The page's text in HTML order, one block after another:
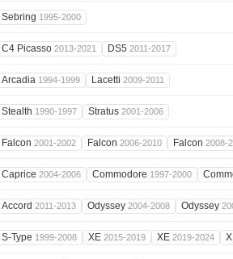
Sebring 1995-2000
C4 Picasso 2013-2021 DS5 2011-2017
Arcadia 1994-1999 Lacetti 2009-2011
Stealth 1990-1997 Stratus 2001-2006
Falcon 2001-2002 Falcon 2006-2010 Falcon 2008-
Caprice 2004-2006 Commodore 1997-2000
Accord 2011-2013 Odyssey 2004-2008 Odyssey
S-Type 1999-2008 XE 2015-2019 XE 2019-2024